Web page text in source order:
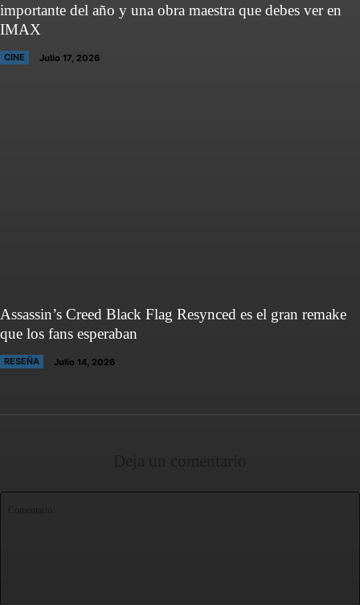
importante del año y una obra maestra que debes ver en
IMAX
CINE Julio 17, 2026
Assassin’s Creed Black Flag Resynced es el gran remake
que los fans esperaban
RESEÑA Julio 14, 2026